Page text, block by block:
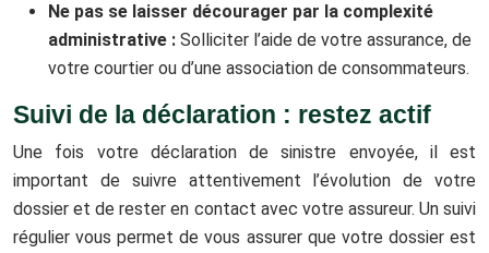
Ne pas se laisser décourager par la complexité
administrative : Solliciter l’aide de votre assurance, de
votre courtier ou d’une association de consommateurs.
Suivi de la déclaration : restez actif
Une fois votre déclaration de sinistre envoyée, il est
important de suivre attentivement l’évolution de votre
dossier et de rester en contact avec votre assureur. Un suivi
régulier vous permet de vous assurer que votre dossier est